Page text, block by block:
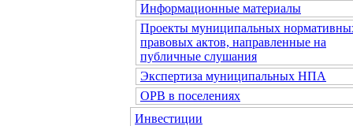
Информационные материалы
Проекты муниципальных
правовых актов, направленные на
публичные слушания
Экспертиза муниципальных НПА
ОРВ в поселениях
Инвестиции